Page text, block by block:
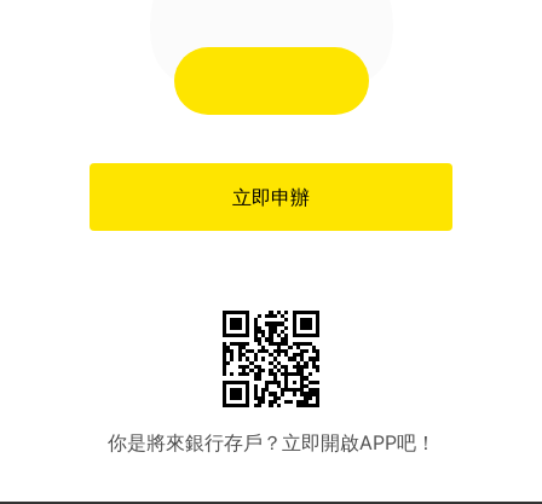
立即申辦
你是將來銀行存戶？立即開啟APP吧！